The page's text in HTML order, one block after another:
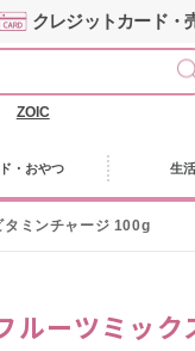
クレジットカード・
ZOIC
・おやつ 生
タミンチャージ 100g
ルーツミッ